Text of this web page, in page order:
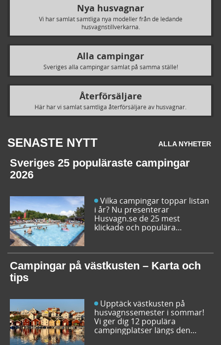
Nya husvagnar
Vi har samlat samtliga nya modeller från de ledande
husvagnstillverkarna.
Alla campingar
Sveriges alla campingar samlat på samma ställe!
Återförsäljare
Här har vi samlat samtliga återförsäljare av husvagnar.
SENASTE NYTT ALLA NYHETER
Sveriges 25 populäraste campingar
2026
Vilka campingar toppar listan
i år? Nu presenterar
Husvagn.se de 25 mest
klickade och populära
inspireras av campingfolkets
egna favoriter och hitta din
nästa favorit redan idag!
Campingar på västkusten – Karta och
tips
husvagnssemester i sommar!
Vi ger dig 12 populära
campingplatser längs den